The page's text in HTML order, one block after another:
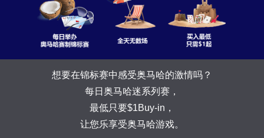
想要在锦标赛中感受奥马哈的激情吗？
每日奥马哈迷系列赛，
最低只要$1Buy-in，
让您乐享受奥马哈游戏。